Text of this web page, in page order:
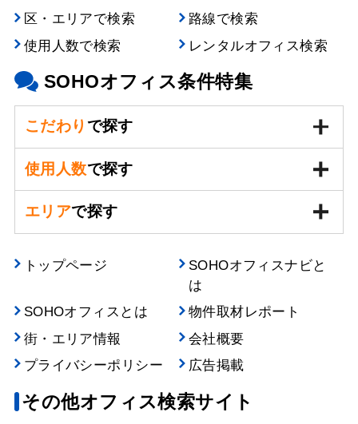
区・エリアで検索
路線で検索
使用人数で検索
レンタルオフィス検索
SOHOオフィス条件特集
こだわり で探す
使用人数で探す
エリアで探す
トップページ
SOHOオフィスナビと
は
SOHOオフィスとは
物件取材レポート
街・エリア情報
会社概要
プライバシーポリシー
広告掲載
その他オフィス検索サイト